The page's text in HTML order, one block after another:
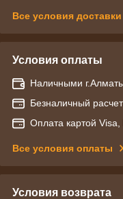
Все условия доставки
Условия оплаты
Наличными
Безналичный расчет
Оплата картой
Все условия оплаты
Условия возврата